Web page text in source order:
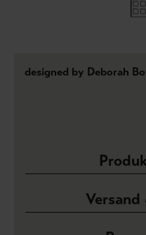
designed by Deborah